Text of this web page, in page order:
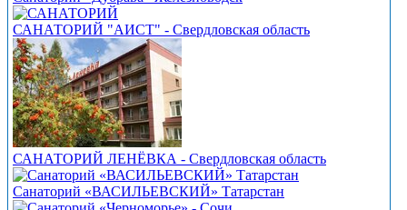
САНАТОРИЙ "АИСТ" - Свердловская область
САНАТОРИЙ ЛЕНЁВКА - Свердловская область
Санаторий «ВАСИЛЬЕВСКИЙ» Татарстан